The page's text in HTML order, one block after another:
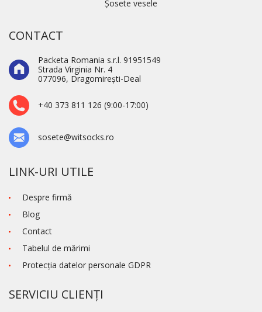
Șosete vesele
CONTACT
Packeta Romania s.r.l. 91951549
Strada Virginia Nr. 4
077096, Dragomirești-Deal
+40 373 811 126 (9:00-17:00)
sosete@witsocks.ro
LINK-URI UTILE
Despre firmă
Blog
Contact
Tabelul de mărimi
Protecţia datelor personale GDPR
SERVICIU CLIENȚI